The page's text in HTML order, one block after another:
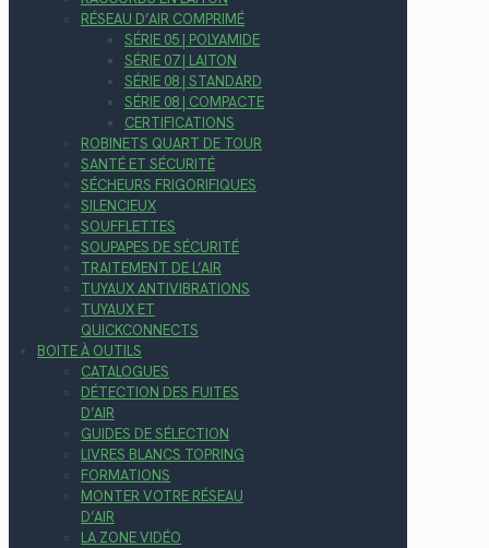
RÉSEAU D’AIR COMPRIMÉ
SÉRIE 05 | POLYAMIDE
SÉRIE 07 | LAITON
SÉRIE 08 | STANDARD
SÉRIE 08 | COMPACTE
CERTIFICATIONS
ROBINETS QUART DE TOUR
SANTÉ ET SÉCURITÉ
SÉCHEURS FRIGORIFIQUES
SILENCIEUX
SOUFFLETTES
SOUPAPES DE SÉCURITÉ
TRAITEMENT DE L’AIR
TUYAUX ANTIVIBRATIONS
TUYAUX ET
QUICKCONNECTS
BOITE À OUTILS
CATALOGUES
DÉTECTION DES FUITES
D’AIR
GUIDES DE SÉLECTION
LIVRES BLANCS TOPRING
FORMATIONS
MONTER VOTRE RÉSEAU
D’AIR
LA ZONE VIDÉO